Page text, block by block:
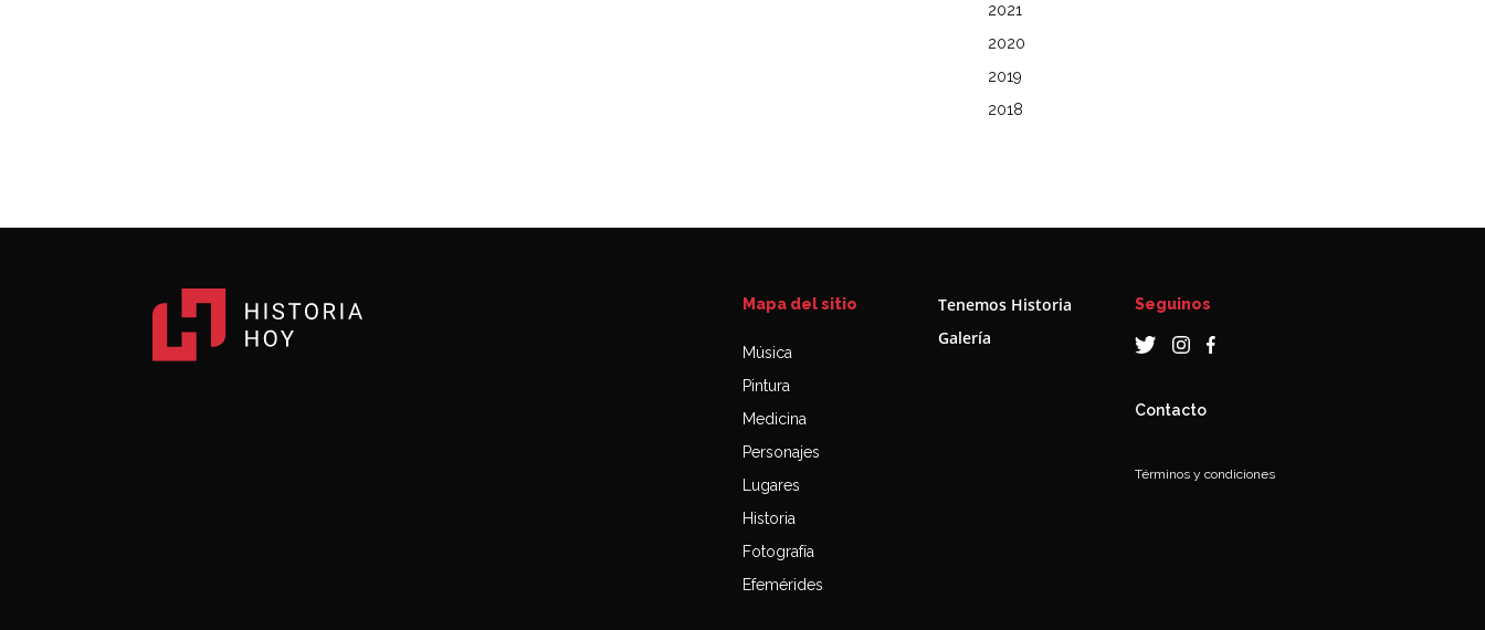
2021
2020
2019
2018
Mapa del sitio
Música
Pintura
Medicina
Personajes
Lugares
Historia
Fotografía
Efemérides
Tenemos Historia
Galería
Seguinos
Contacto
Términos y condiciones